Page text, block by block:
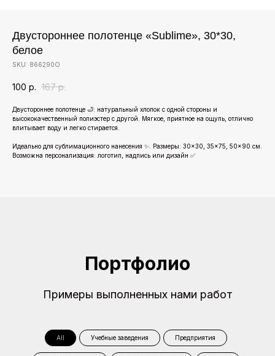
Двустороннее полотенце «Sublime», 30*30,
белое
SKU: 866290О
100 р. 167 р.
Двустороннее полотенце 🛁: натуральный хлопок с одной стороны и
высококачественный полиэстер с другой. Мягкое, приятное на ощупь, отлично
впитывает воду и легко стирается.
Идеально для сублимационного нанесения ✨. Размеры: 30×30, 35×75, 50×90 см.
Возможна персонализация: логотип, надпись или дизайн ✅
Портфолио
Примеры выполненных нами работ
All Учебные заведения Предприятия